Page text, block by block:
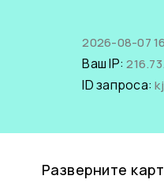
2026-08-07
Ваш IP:
ID запроса:
Разверните